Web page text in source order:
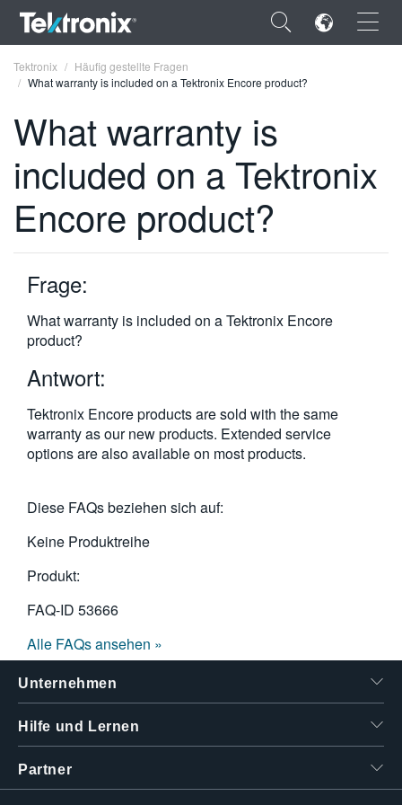
×
ENGLISH
FRANÇAIS
VIỆT NAM
简体中文
日本語
한국어
繁體中文
Tektronix
Häufig gestellte Fragen
What warranty is included on a Tektronix Encore product?
What warranty is
included on a Tektronix
Encore product?
Frage:
What warranty is included on a Tektronix Encore
product?
Antwort:
Tektronix Encore products are sold with the same
warranty as our new products. Extended service
options are also available on most products.
Diese FAQs beziehen sich auf:
Keine Produktreihe
Produkt:
FAQ-ID 53666
Alle FAQs ansehen »
Unternehmen
Hilfe und Lernen
Partner